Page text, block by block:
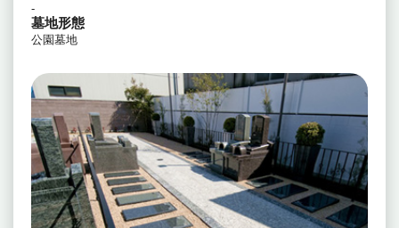
-
墓地形態
公園墓地